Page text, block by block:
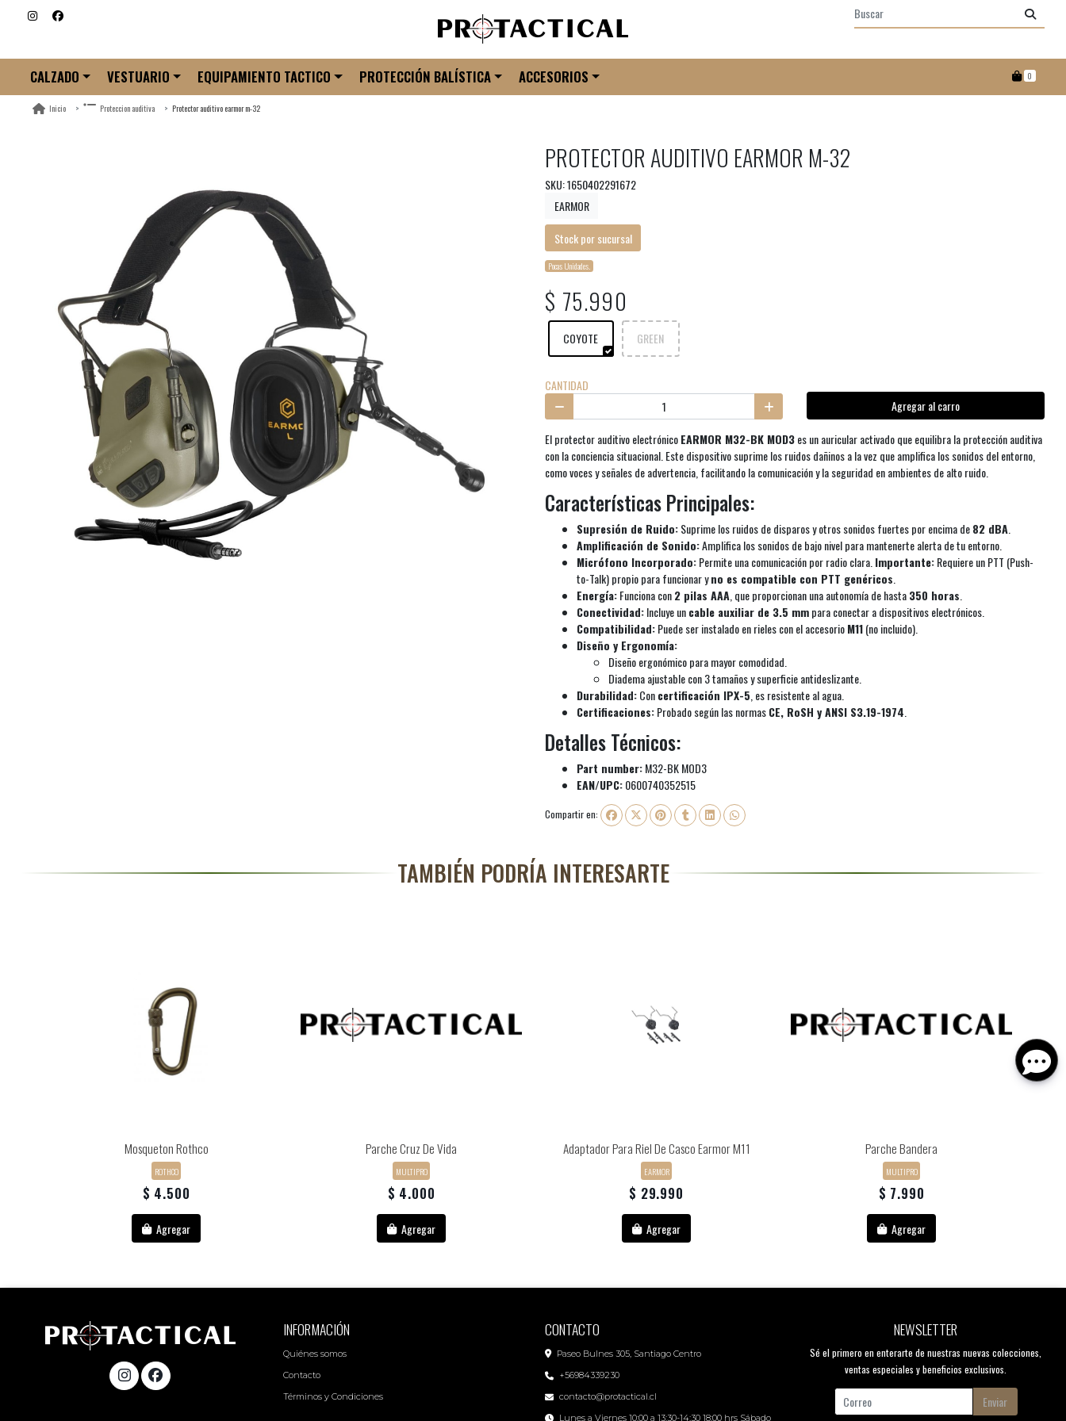
CALZADO VESTUARIO EQUIPAMIENTO TACTICO PROTECCIÓN BALÍSTICA ACCESORIOS 0
Inicio Proteccion auditiva Protector auditivo earmor m-32
PROTECTOR AUDITIVO EARMOR M-32
SKU: 1650402291672
EARMOR
Stock por sucursal
Pocas Unidades.
$ 75.990
COYOTE GREEN
CANTIDAD
Agregar al carro
El protector auditivo electrónicoEARMOR M32-BK MOD3es un auricular activado que equilibra la protección auditiva
con la conciencia situacional. Este dispositivo suprime los ruidos dañinos a la vez que amplifica los sonidos del entorno,
como voces y señales de advertencia, facilitando la comunicación y la seguridad en ambientes de alto ruido.
Características Principales:
Supresión de Ruido:Suprime los ruidos de disparos y otros sonidos fuertes por encima de82 dBA.
Amplificación de Sonido:Amplifica los sonidos de bajo nivel para mantenerte alerta de tu entorno.
Micrófono Incorporado:Permite una comunicación por radio clara.Importante:Requiere un PTT (Push-
to-Talk) propio para funcionar yno es compatible con PTT genéricos.
Energía:Funciona con2 pilas AAA, que proporcionan una autonomía de hasta350 horas.
Conectividad:Incluye uncable auxiliar de 3.5 mmpara conectar a dispositivos electrónicos.
Compatibilidad:Puede ser instalado en rieles con el accesorioM11(no incluido).
Diseño y Ergonomía:
Diseño ergonómico para mayor comodidad.
Diadema ajustable con 3 tamaños y superficie antideslizante.
Durabilidad:Concertificación IPX-5, es resistente al agua.
Certificaciones:Probado según las normasCE, RoSH y ANSI S3.19-1974.
Detalles Técnicos:
Part number:M32-BK MOD3
EAN/UPC:0600740352515
Compartir en:
TAMBIÉN PODRÍA INTERESARTE
Mosqueton Rothco
ROTHCO
$ 4.500
Agregar
Parche Cruz De Vida
MULTIPRO
$ 4.000
Agregar
Adaptador Para Riel De Casco Earmor M11
EARMOR
$ 29.990
Agregar
Parche Bandera
MULTIPRO
$ 7.990
Agregar
INFORMACIÓN
Quiénes somos
Contacto
Términos y Condiciones
CONTACTO
Paseo Bulnes 305, Santiago Centro
+56984339230
contacto@protactical.cl
Lunes a Viernes 10:00 a 13:30-14:30 18:00 hrs Sábado
NEWSLETTER
Sé el primero en enterarte de nuestras nuevas colecciones,
ventas especiales y beneficios exclusivos.
Enviar